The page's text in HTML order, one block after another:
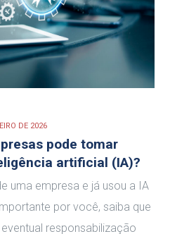
DE 2026
pode tomar
artificial (IA)?
uma empresa e já usou a IA
por você, saiba que
responsabilização